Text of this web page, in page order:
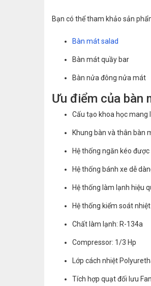
Bạn có thể tham khảo sản
Bàn mát salad
Bàn mát quầy bar
Bàn nửa đông nửa mát
Ưu điểm của bàn
Cấu tạo khoa học mang
Khung bàn và thân bàn
Hệ thống ngăn kéo
Hệ thống bánh xe dễ
Hệ thống làm lạnh hiệu
Hệ thống kiểm soát
Chất làm lạnh: R-134a
Compressor: 1/3 Hp
Lớp cách nhiệt
Tích hợp quạt đối lưu